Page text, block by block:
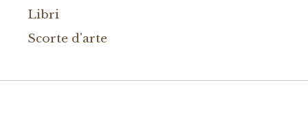
Libri
Scorte d'arte